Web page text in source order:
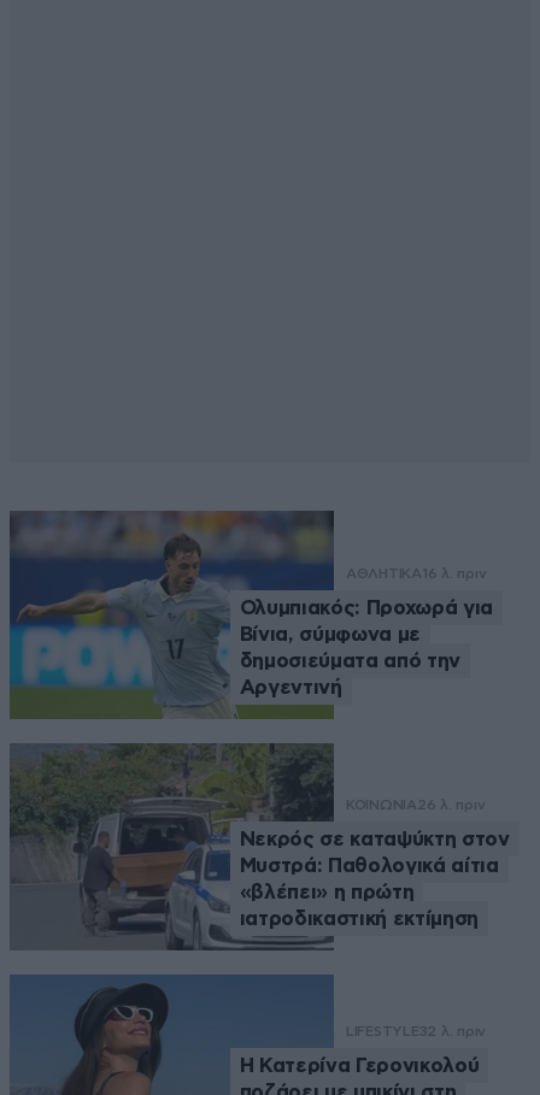
ΑΘΛΗΤΙΚΑ 16 λ. πριν
Ολυμπιακός: Προχωρά για
Βίνια, σύμφωνα με
δημοσιεύματα από την
Αργεντινή
ΚΟΙΝΩΝΙΑ26 λ. πριν
Νεκρός σε καταψύκτη στον
Μυστρά: Παθολογικά αίτια
«βλέπει» η πρώτη
ιατροδικαστική εκτίμηση
LIFESTYLE32 λ. πριν
Η Κατερίνα Γερονικολού